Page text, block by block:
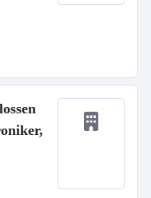
w/d